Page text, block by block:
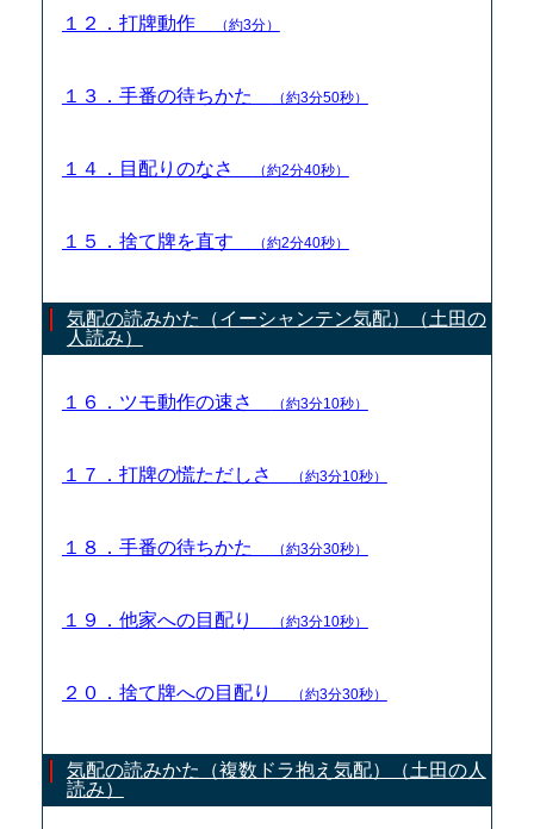
１２．打牌動作 （約3分）
１３．手番の待ちかた （約3分50秒）
１４．目配りのなさ （約2分40秒）
１５．捨て牌を直す （約2分40秒）
気配の読みかた（イーシャンテン気配）（土田の
人読み）
１６．ツモ動作の速さ （約3分10秒）
１７．打牌の慌ただしさ （約3分10秒）
１８．手番の待ちかた （約3分30秒）
１９．他家への目配り （約3分10秒）
２０．捨て牌への目配り （約3分30秒）
気配の読みかた（複数ドラ抱え気配）（土田の人
読み）